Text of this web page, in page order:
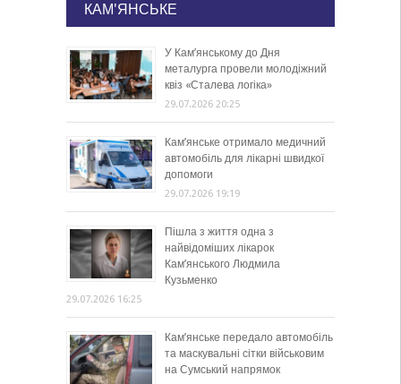
КАМ'ЯНСЬКЕ
У Кам’янському до Дня
металурга провели молодіжний
квіз «Сталева логіка»
29.07.2026 20:25
Кам’янське отримало медичний
автомобіль для лікарні швидкої
допомоги
29.07.2026 19:19
Пішла з життя одна з
найвідоміших лікарок
Кам’янського Людмила
Кузьменко
29.07.2026 16:25
Кам’янське передало автомобіль
та маскувальні сітки військовим
на Сумський напрямок